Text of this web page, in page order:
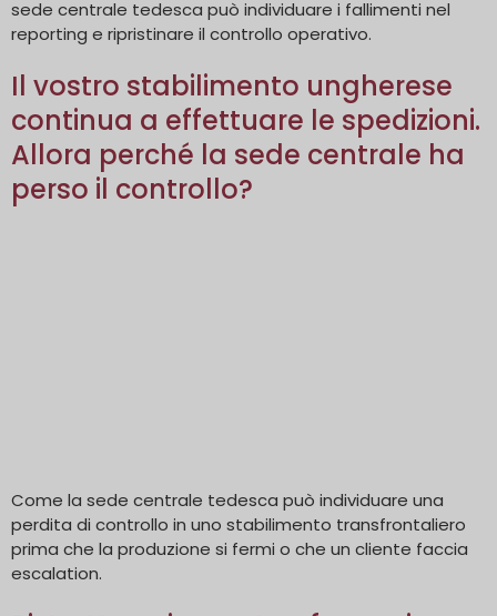
sede centrale tedesca può individuare i fallimenti nel
reporting e ripristinare il controllo operativo.
Il vostro stabilimento ungherese
continua a effettuare le spedizioni.
Allora perché la sede centrale ha
perso il controllo?
Come la sede centrale tedesca può individuare una
perdita di controllo in uno stabilimento transfrontaliero
prima che la produzione si fermi o che un cliente faccia
escalation.